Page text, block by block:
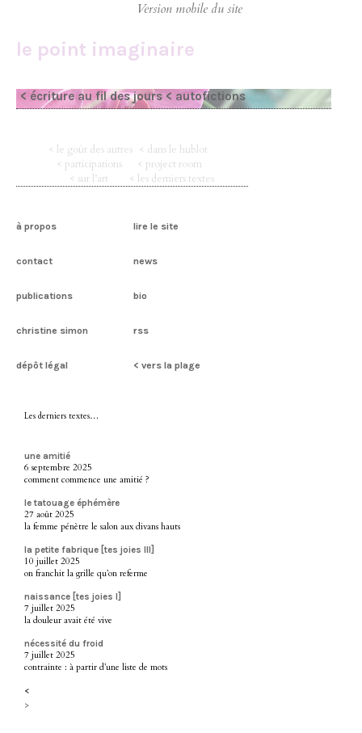
le point imaginaire
< écriture au fil des jours < autofictions
< le goût des autres < dans le hublot
< participations
< project room
< sur l’art
< les derniers textes
à propos lire le site
contact news
publications bio
christine simon rss
dépôt légal < vers la plage
Les derniers textes…
une amitié
6 septembre 2025
comment commence une amitié ?
le tatouage éphémère
27 août 2025
la femme pénètre le salon aux divans hauts
la petite fabrique [tes joies III]
10 juillet 2025
on franchit la grille qu’on referme
naissance [tes joies I]
7 juillet 2025
la douleur avait été vive
nécessité du froid
7 juillet 2025
contrainte : à partir d’une liste de mots
<
>